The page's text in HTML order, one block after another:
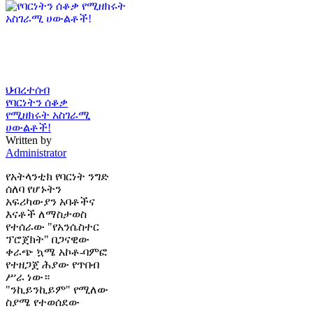
ህብረተሰብ
የባርነትን ሰቆቃ
የሚዘክሩት አስገራሚ
ሀውልቶች!
Written by
Administrator
የአትላንቲክ የባርነት ንግድ
ሰለባ የሆኑትን
አፍሪካውያን አባቶችና
እናቶች ለማስታወስ
የተሰራው "የአንሴስተር
ፕሮጀክት" በጋናዊው
ቀራጭ ኳሜ አኮቶ-ባምፎ
የተዘጋጀ ሕያው የጥበብ
ሥራ ነው።
"ንኪይንኪይም" የሚለው
ስያሜ የተወሰደው